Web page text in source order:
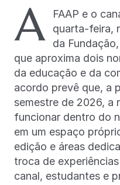
A
FAAP e o
quarta-feira,
da
que aproxima dois
da educação e da
acordo prevê que, a
semestre de 2026, a
funcionar dentro do
em um espaço
edição e áreas
troca de
canal, estudantes e